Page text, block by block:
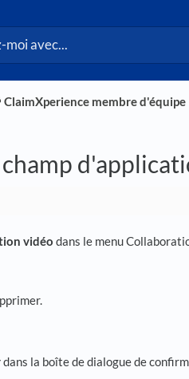
​ClaimXperience membre d'équipe
vidéo dans le menu
dans la boîte de dialogue de